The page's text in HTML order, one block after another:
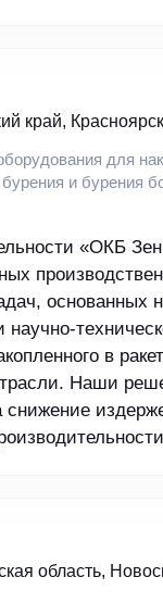
край, Красноярск
для
бурения и бурения
«ОКБ
основанных
научно-
в
Наши
снижение
область,